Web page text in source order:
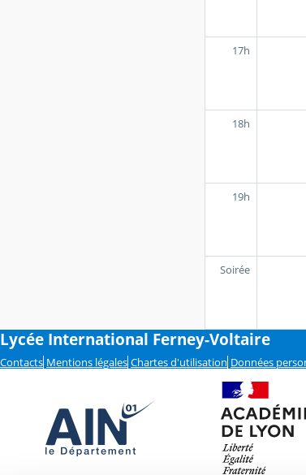
17h
18h
19h
Soirée
Lycée International Ferney-Voltaire
Contacts Mentions légales Chartes d'utilisation Données